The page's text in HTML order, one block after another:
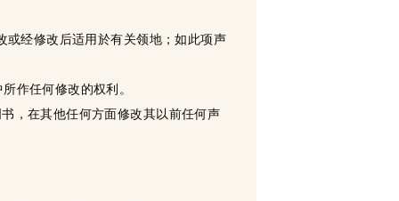
经修改后适用於有关领地；如此项声
作任何修改的权利。
，在其他任何方面修改其以前任何声